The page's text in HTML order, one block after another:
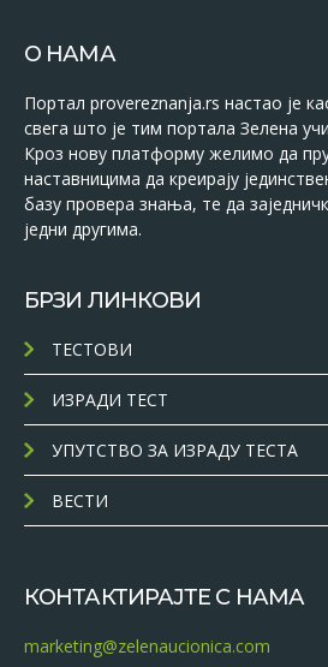
О НАМА
Портал provereznanja.rs настао је
свега што је тим портала Зелена
Кроз нову платформу желимо да
наставницима да креирају
базу провера знања, те да
једни другима.
БРЗИ ЛИНКОВИ
ТЕСТОВИ
ИЗРАДИ ТЕСТ
УПУТСТВО ЗА ИЗРАДУ ТЕСТА
ВЕСТИ
КОНТАКТИРАЈТЕ С НАМА
marketing@zelenaucionica.com